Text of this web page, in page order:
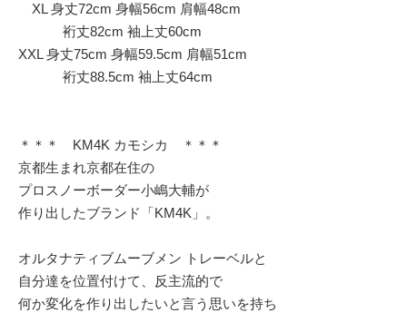
XL 身丈72cm 身幅56cm 肩幅48cm
裄丈82cm 袖上丈60cm
XXL 身丈75cm 身幅59.5cm 肩幅51cm
裄丈88.5cm 袖上丈64cm
＊＊＊ KM4K カモシカ ＊＊＊
京都生まれ京都在住の
プロスノーボーダー小嶋大輔が
作り出したブランド「KM4K」。
オルタナティブムーブメン トレーベルと
自分達を位置付けて、反主流的で
何か変化を作り出したいと言う思いを持ち